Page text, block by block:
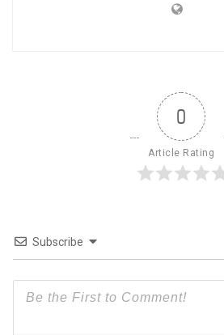
0
Article Rating
Subscribe